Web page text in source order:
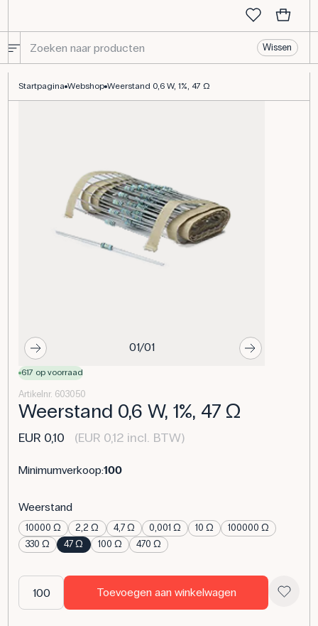
Wissen
Startpagina Webshop Weerstand 0,6 W, 1%, 47 Ω
01/01
617 op voorraad
Artikelnr. 603050
Weerstand 0,6 W, 1%, 47 Ω
EUR 0,10 (EUR 0,12 incl. BTW)
Minimumverkoop:100
Weerstand
10000 Ω 2,2 Ω 4,7 Ω 0,001 Ω 10 Ω
100000 Ω
330 Ω
47 Ω 100 Ω 470 Ω
Toevoegen aan winkelwagen